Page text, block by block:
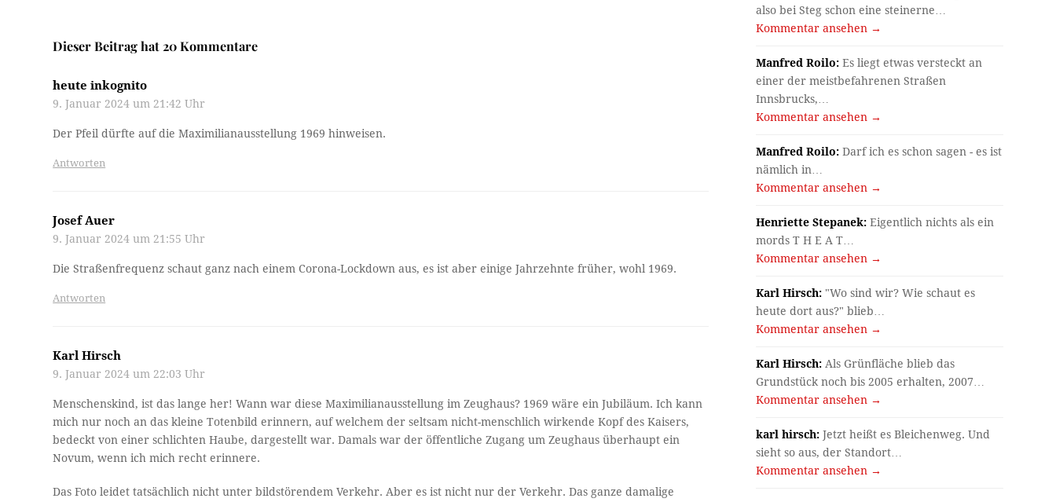
Dieser Beitrag hat 20 Kommentare
heute inkognito
9. Januar 2024 um 21:42 Uhr
Der Pfeil dürfte auf die Maximilianausstellung 1969 hinweisen.
Antworten
Josef Auer
9. Januar 2024 um 21:55 Uhr
Die Straßenfrequenz schaut ganz nach einem Corona-Lockdown aus, es ist aber einige Jahrzehnte früher, wohl 1969.
Antworten
Karl Hirsch
9. Januar 2024 um 22:03 Uhr
Menschenskind, ist das lange her! Wann war diese Maximilianausstellung im Zeughaus? 1969 wäre ein Jubiläum. Ich kann
mich nur noch an das kleine Totenbild erinnern, auf welchem der seltsam nicht-menschlich wirkende Kopf des Kaisers,
bedeckt von einer schlichten Haube, dargestellt war. Damals war der öffentliche Zugang um Zeughaus überhaupt ein
Novum, wenn ich mich recht erinnere.
Das Foto leidet tatsächlich nicht unter bildstörendem Verkehr. Aber es ist nicht nur der Verkehr. Das ganze damalige
also bei Steg schon eine steinerne…
Kommentar ansehen →
Manfred Roilo: Es liegt etwas versteckt an
einer der meistbefahrenen Straßen
Innsbrucks,…
Kommentar ansehen →
Manfred Roilo: Darf ich es schon sagen - es ist
nämlich in…
Kommentar ansehen →
Henriette Stepanek: Eigentlich nichts als ein
mords T H E A T…
Kommentar ansehen →
Karl Hirsch: "Wo sind wir? Wie schaut es
heute dort aus?" blieb…
Kommentar ansehen →
Karl Hirsch: Als Grünfläche blieb das
Grundstück noch bis 2005 erhalten, 2007…
Kommentar ansehen →
karl hirsch: Jetzt heißt es Bleichenweg. Und
sieht so aus, der Standort…
Kommentar ansehen →